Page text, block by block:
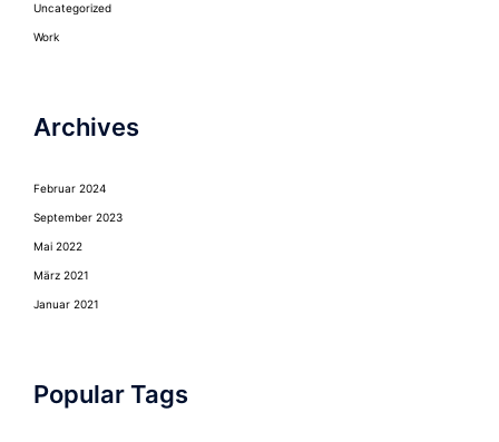
Uncategorized
Work
Archives
Februar 2024
September 2023
Mai 2022
März 2021
Januar 2021
Popular Tags